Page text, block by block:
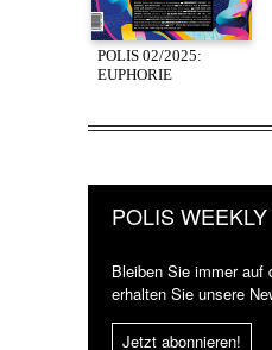
POLIS 02/2025:
EUPHORIE
POLIS WEEKLY
Bleiben Sie immer auf
erhalten Sie unsere
Jetzt abonnieren!